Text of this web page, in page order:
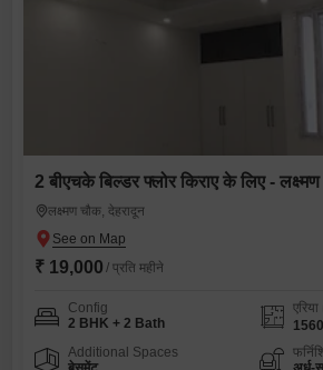
2 बीएचके बिल्डर फ्लोर किराए के लिए -
लक्ष्मण चौक, देहरादून
₹ 19,000 / प्रति महीने
Config
2 BHK + 2 Bath
एरिया
1560
Additional Spaces